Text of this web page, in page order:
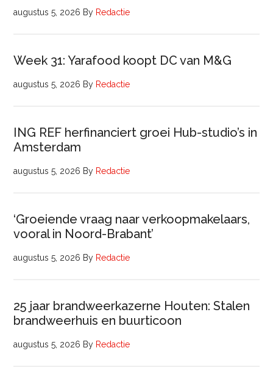
augustus 5, 2026 By Redactie
Week 31: Yarafood koopt DC van M&G
augustus 5, 2026 By Redactie
ING REF herfinanciert groei Hub-studio’s in
Amsterdam
augustus 5, 2026 By Redactie
‘Groeiende vraag naar verkoopmakelaars,
vooral in Noord-Brabant’
augustus 5, 2026 By Redactie
25 jaar brandweerkazerne Houten: Stalen
brandweerhuis en buurticoon
augustus 5, 2026 By Redactie